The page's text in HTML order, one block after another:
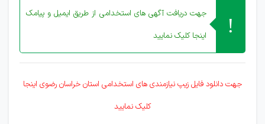
جهت دریافت آگهی های استخدامی از طریق ایمیل و پیامک
اینجا کلیک نمایید
جهت دانلود فایل زیپ نیازمندی های استخدامی استان خراسان رضوی اینجا
کلیک نمایید